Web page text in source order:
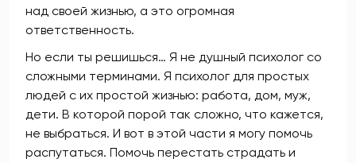
над своей жизнью, а это огромная
ответственность.
Но если ты решишься… Я не душный психолог со
сложными терминами. Я психолог для простых
людей с их простой жизнью: работа, дом, муж,
дети. В которой порой так сложно, что кажется,
не выбраться. И вот в этой части я могу помочь
распутаться. Помочь перестать страдать и